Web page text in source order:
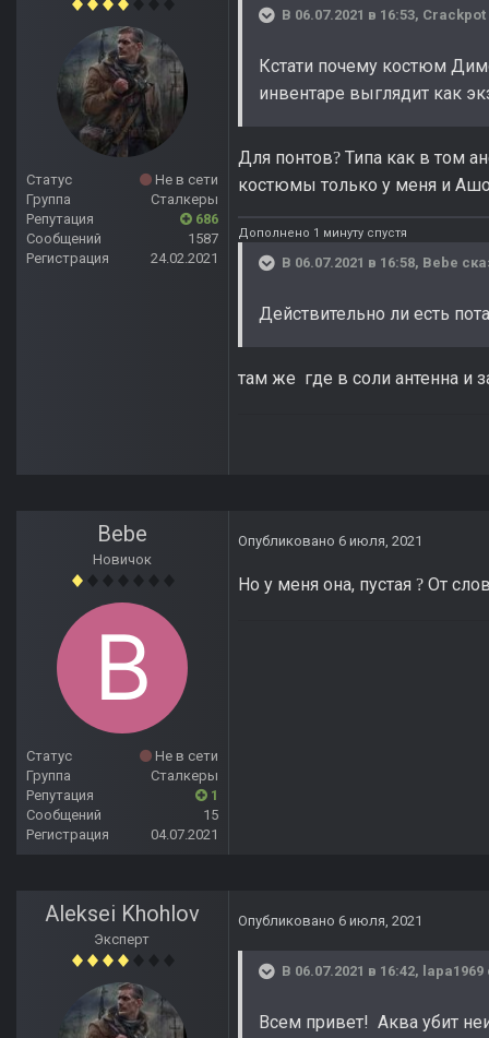
Статус
Не в сети
Группа
Сталкеры
Репутация
686
Сообщений
1587
Регистрация
24.02.2021
В 06.07.2021 в 16:53, Crackpot
Кстати почему костюм
инвентаре выглядит как
Для понтов? Типа как в том
костюмы только у меня и
Дополнено 1 минуту спустя
В 06.07.2021 в 16:58, Bebe
Действительно ли есть
там же где в соли антенна и
Bebe
Новичок
Статус
Не в сети
Группа
Сталкеры
Репутация
1
Сообщений
15
Регистрация
04.07.2021
Опубликовано 6 июля, 2021
Но у меня она, пустая ? От
Aleksei Khohlov
Эксперт
Опубликовано 6 июля, 2021
В 06.07.2021 в 16:42, lapa1969
Всем привет! Аква убит